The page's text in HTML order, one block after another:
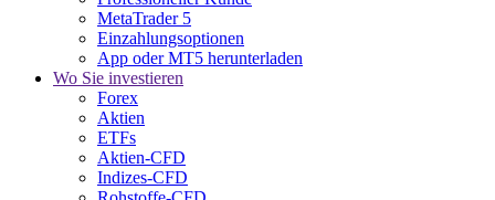
MetaTrader 5
Einzahlungsoptionen
App oder MT5 herunterladen
Wo Sie investieren
Forex
Aktien
ETFs
Aktien-CFD
Indizes-CFD